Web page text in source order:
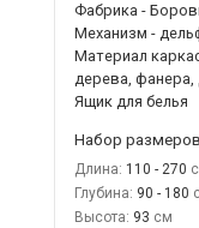
Фабрика -
Механизм -
Материал
дерева,
Ящик для белья
Набор размеров
Длина: 110 - 270
Глубина: 90 - 180
Высота: 93